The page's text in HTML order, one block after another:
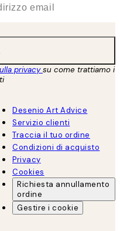
privacysu come trattiamo i
Desenio Art Advice
Servizio clienti
Traccia il tuo ordine
Condizioni di acquisto
Privacy
Cookies
Richiesta annullamento
ordine
Gestire i cookie